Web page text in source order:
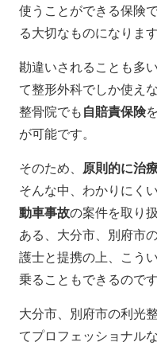
使うことができる保険で
る大切なものになります
勘違いされることも多
て整形外科でしか使え
整骨院でも 自賠責保険
が可能です。
そのため、 原則的に治
そんな中、わかりにく
動車事故の案件を取り
ある、大分市、別府市
護士と提携の上、こう
乗ることもできるのです
大分市、別府市の利光
てプロフェッショナル